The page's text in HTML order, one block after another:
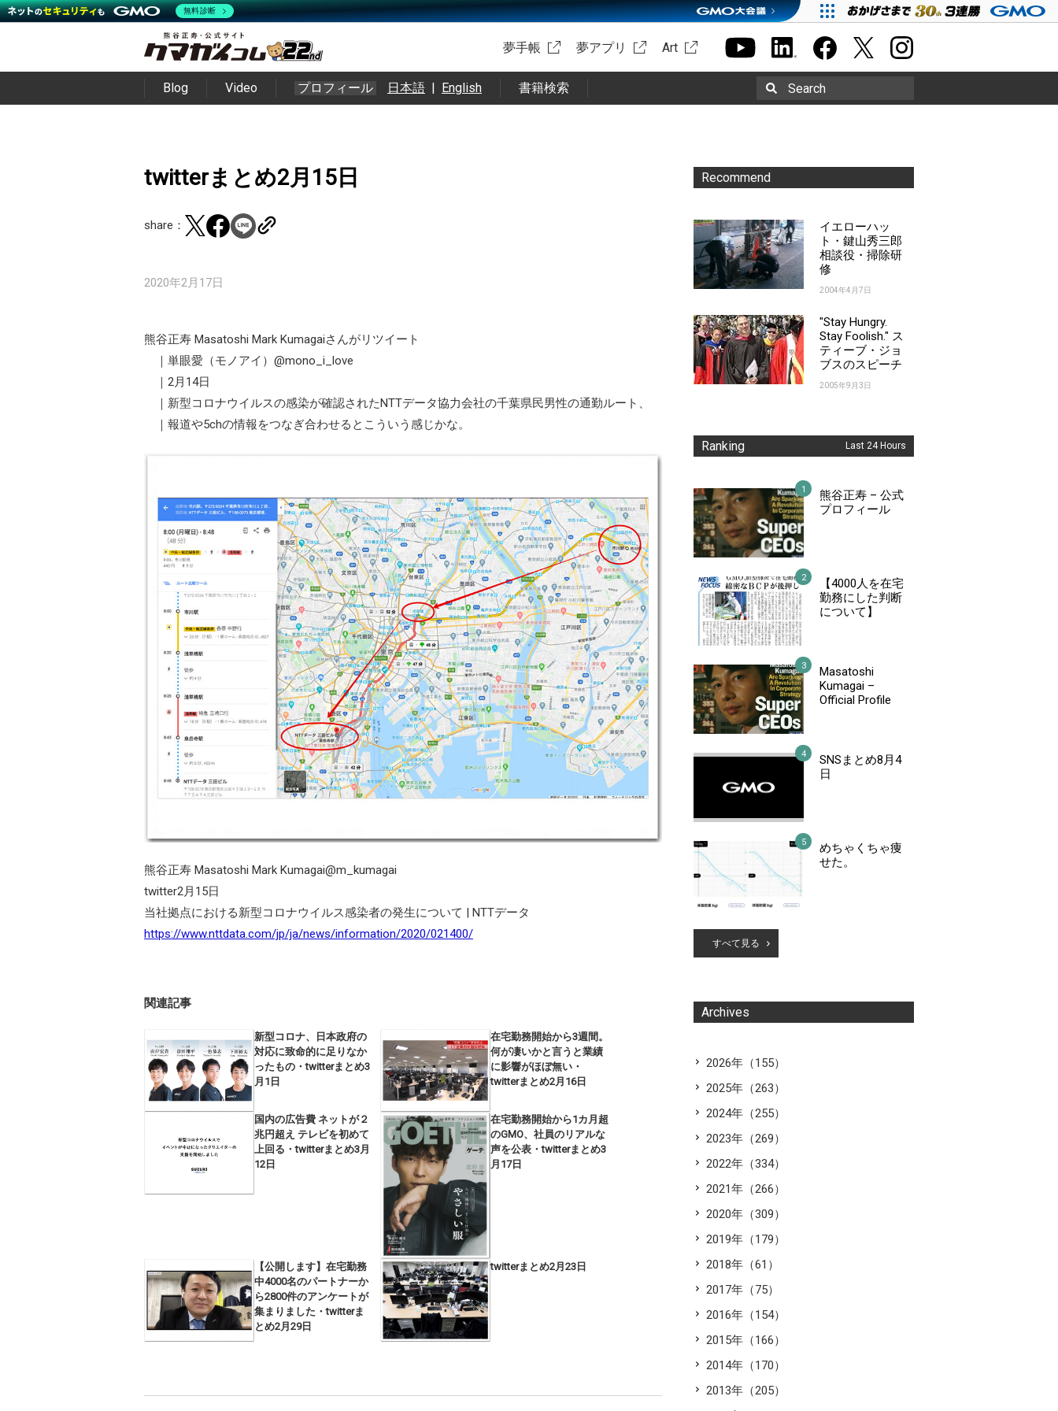
夢手帳 夢アプリ Art
Blog Video プロフィール 日本語 | English 書籍検索 Search
twitterまとめ2月15日
share：
2020年2月17日
熊谷正寿 Masatoshi Mark Kumagaiさんがリツイート
｜単眼愛（モノアイ）@mono_i_love
｜2月14日
｜新型コロナウイルスの感染が確認されたNTTデータ協力会社の千葉県民男性の通勤ルート、
｜報道や5chの情報をつなぎ合わせるとこういう感じかな。
熊谷正寿 Masatoshi Mark Kumagai@m_kumagai
twitter2月15日
当社拠点における新型コロナウイルス感染者の発生について | NTTデータ
https://www.nttdata.com/jp/ja/news/information/2020/021400/
関連記事
新型コロナ、日本政府の
対応に致命的に足りなか
ったもの・twitterまとめ3
月1日
在宅勤務開始から3週間。
何が凄いかと言うと業績
に影響がほぼ無い・
twitterまとめ2月16日
国内の広告費 ネットが２
兆円超え テレビを初めて
上回る・twitterまとめ3月
12日
在宅勤務開始から1カ月超
のGMO、社員のリアルな
声を公表・twitterまとめ3
月17日
【公開します】在宅勤務
中4000名のパートナーか
ら2800件のアンケートが
集まりました・twitterま
とめ2月29日
twitterまとめ2月23日
Recommend
イエローハッ
ト・鍵山秀三郎
相談役・掃除研
修
2004年4月7日
"Stay Hungry.
Stay Foolish." ス
ティーブ・ジョ
ブスのスピーチ
2005年9月3日
Ranking Last 24 Hours
熊谷正寿 – 公式
プロフィール
【4000人を在宅
勤務にした判断
について】
Masatoshi
Kumagai –
Official Profile
SNSまとめ8月4
日
めちゃくちゃ痩
せた。
すべて見る
Archives
2026年（155）
2025年（263）
2024年（255）
2023年（269）
2022年（334）
2021年（266）
2020年（309）
2019年（179）
2018年（61）
2017年（75）
2016年（154）
2015年（166）
2014年（170）
2013年（205）
無料診断